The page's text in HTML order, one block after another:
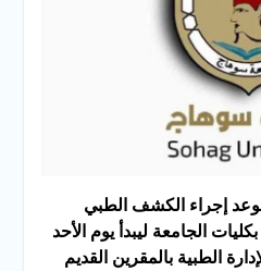
إجراء الكشف الطبي
الجامعة ليبدأ يوم الأحد
8 سبتمبر 2025 بالإدارة الطبية بالمقرين القديم